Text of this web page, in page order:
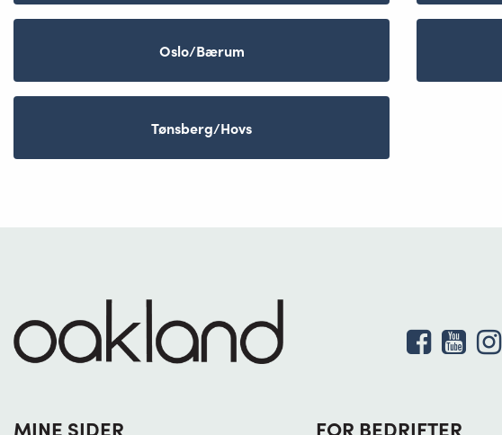
Oslo/Bærum
Tønsberg/Hovs
MINE SIDER FOR BEDRIFTER